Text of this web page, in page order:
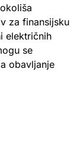
za finansijsku
električnih
se
obavljanje